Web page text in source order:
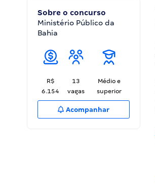
Sobre o concurso
Ministério Público da
Bahia
R$
6.154
13
vagas
Médio e
superior
Acompanhar